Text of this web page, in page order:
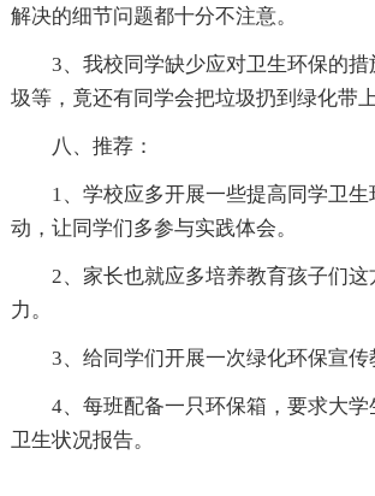
解决的细节问题都十分不注意。
3、我校同学缺少应对卫生环保的
圾等，竟还有同学会把垃圾扔到绿化带上
八、推荐：
1、学校应多开展一些提高同学卫
动，让同学们多参与实践体会。
2、家长也就应多培养教育孩子们
力。
3、给同学们开展一次绿化环保宣传
4、每班配备一只环保箱，要求大
卫生状况报告。